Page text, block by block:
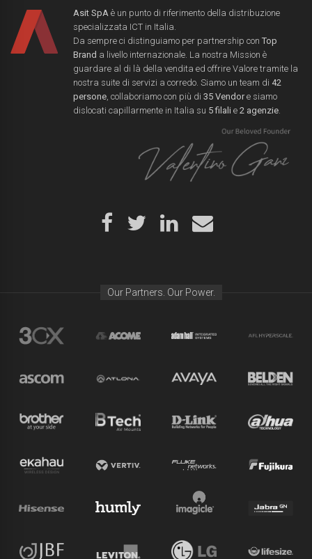
Asit SpA è un punto di riferimento della distribuzione
specializzata ICT in Italia.
Da sempre ci distinguiamo per partnership con Top
Brand a livello internazionale. La nostra Mission è
guardare al di là della vendita ed offrire Valore tramite la
nostra suite di servizi a corredo. Siamo un team di 42
persone, collaboriamo con più di 35 Vendore siamo
dislocati capillarmente in Italia su 5 filali e 2 agenzie.